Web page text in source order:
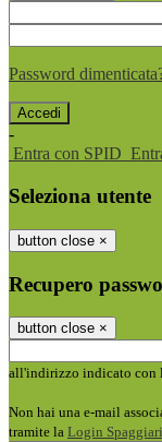
Password
-
Entra con SPID
Seleziona utente
button close ×
Recupero
button close ×
all'indirizzo indicato con
Non hai una e-mail
tramite la Login Spaggiari